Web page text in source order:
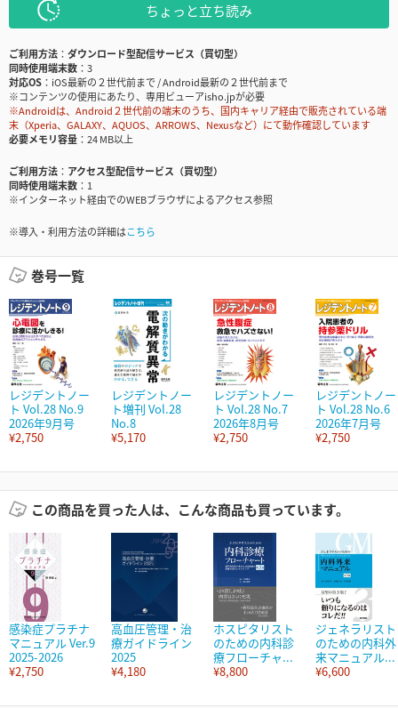
ちょっと立ち読み
ご利用方法
ダウンロード型配信サービス（買切型）
同時使用端末数
3
対応OS
iOS最新の２世代前まで / Android最新の２世代前まで
※コンテンツの使用にあたり、専用ビューアisho.jpが必要
※Androidは、Android２世代前の端末のうち、国内キャリア経由で販売されている端
末（Xperia、GALAXY、AQUOS、ARROWS、Nexusなど）にて動作確認しています
必要メモリ容量
24 MB以上
ご利用方法
アクセス型配信サービス（買切型）
同時使用端末数
1
※インターネット経由でのWEBブラウザによるアクセス参照
※導入・利用方法の詳細はこちら
巻号一覧
レジデントノー
ト Vol.28 No.9
2026年9月号
¥2,750
レジデントノー
ト増刊 Vol.28
No.8
¥5,170
レジデントノー
ト Vol.28 No.7
2026年8月号
¥2,750
レジデントノー
ト Vol.28 No.6
2026年7月号
¥2,750
この商品を買った人は、こんな商品も買っています。
感染症プラチナ
マニュアル Ver.9
2025-2026
¥2,750
高血圧管理・治
療ガイドライン
2025
¥4,180
ホスピタリスト
のための内科診
療フローチャ...
¥8,800
ジェネラリスト
のための内科外
来マニュアル...
¥6,600